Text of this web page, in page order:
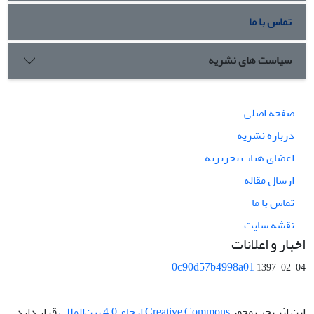
تماس با ما
سیاست های نشریه
صفحه اصلی
درباره نشریه
اعضای هیات تحریریه
ارسال مقاله
تماس با ما
نقشه سایت
اخبار و اعلانات
0c90d57b4998a011397-02-04